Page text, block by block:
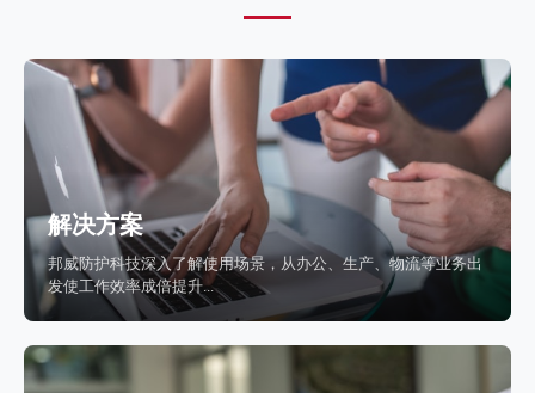
解决方案
邦威防护科技深入了解使用场景，从办公、生产、物流等业务出
发使工作效率成倍提升...